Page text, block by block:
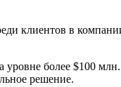
клиентов в
более $100
решение.